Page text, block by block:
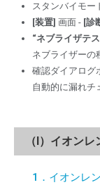
スタンバイモー
[装置] 画面 - [診
“ネブライザテ
ネブライザーの
確認ダイアログ
自動的に漏れチ
（I）イオン
1．イオンレ